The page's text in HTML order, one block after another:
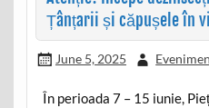
Țânțarii și căpușele în
June 5, 2025
În perioada 7 – 15 iunie,